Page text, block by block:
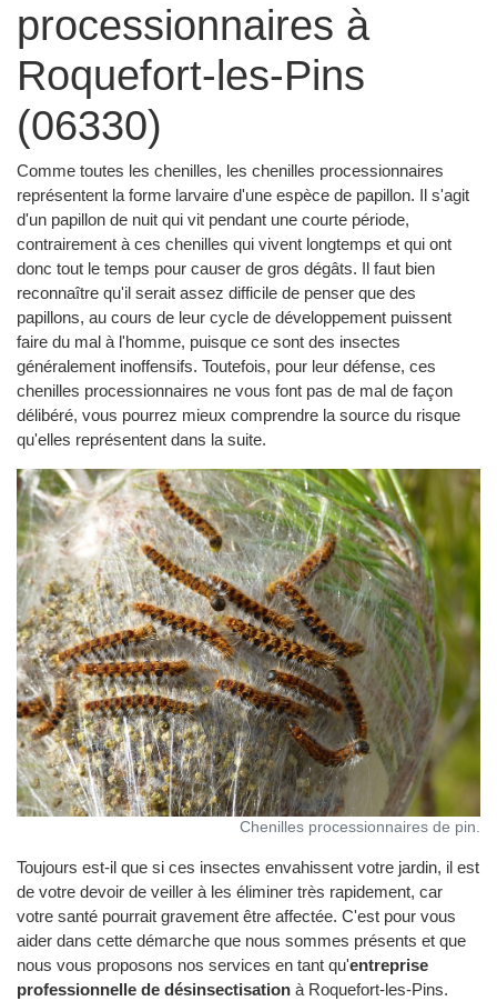
processionnaires à
Roquefort-les-Pins
(06330)
Comme toutes les chenilles, les chenilles processionnaires
représentent la forme larvaire d'une espèce de papillon. Il s'agit
d'un papillon de nuit qui vit pendant une courte période,
contrairement à ces chenilles qui vivent longtemps et qui ont
donc tout le temps pour causer de gros dégâts. Il faut bien
reconnaître qu'il serait assez difficile de penser que des
papillons, au cours de leur cycle de développement puissent
faire du mal à l'homme, puisque ce sont des insectes
généralement inoffensifs. Toutefois, pour leur défense, ces
chenilles processionnaires ne vous font pas de mal de façon
délibéré, vous pourrez mieux comprendre la source du risque
qu'elles représentent dans la suite.
Chenilles processionnaires de pin.
Toujours est-il que si ces insectes envahissent votre jardin, il est
de votre devoir de veiller à les éliminer très rapidement, car
votre santé pourrait gravement être affectée. C'est pour vous
aider dans cette démarche que nous sommes présents et que
nous vous proposons nos services en tant qu'entreprise
professionnelle de désinsectisation à Roquefort-les-Pins.